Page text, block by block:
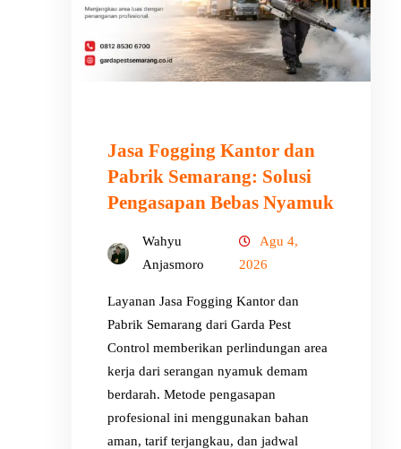
Jasa Fogging Kantor dan
Pabrik Semarang: Solusi
Pengasapan Bebas Nyamuk
Wahyu
Anjasmoro
Agu 4,
2026
Layanan Jasa Fogging Kantor dan
Pabrik Semarang dari Garda Pest
Control memberikan perlindungan area
kerja dari serangan nyamuk demam
berdarah. Metode pengasapan
profesional ini menggunakan bahan
aman, tarif terjangkau, dan jadwal